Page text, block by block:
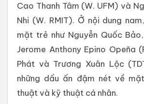
Cao Thanh Tâm (W. UFM) và
Nhi (W. RMIT). Ở nội dung
mặt trẻ như Nguyễn Quốc
Jerome Anthony Epino Opeña
Phát và Trương Xuân Lộc
những dấu ấn đậm nét về
thuật và kỹ thuật cá nhân.